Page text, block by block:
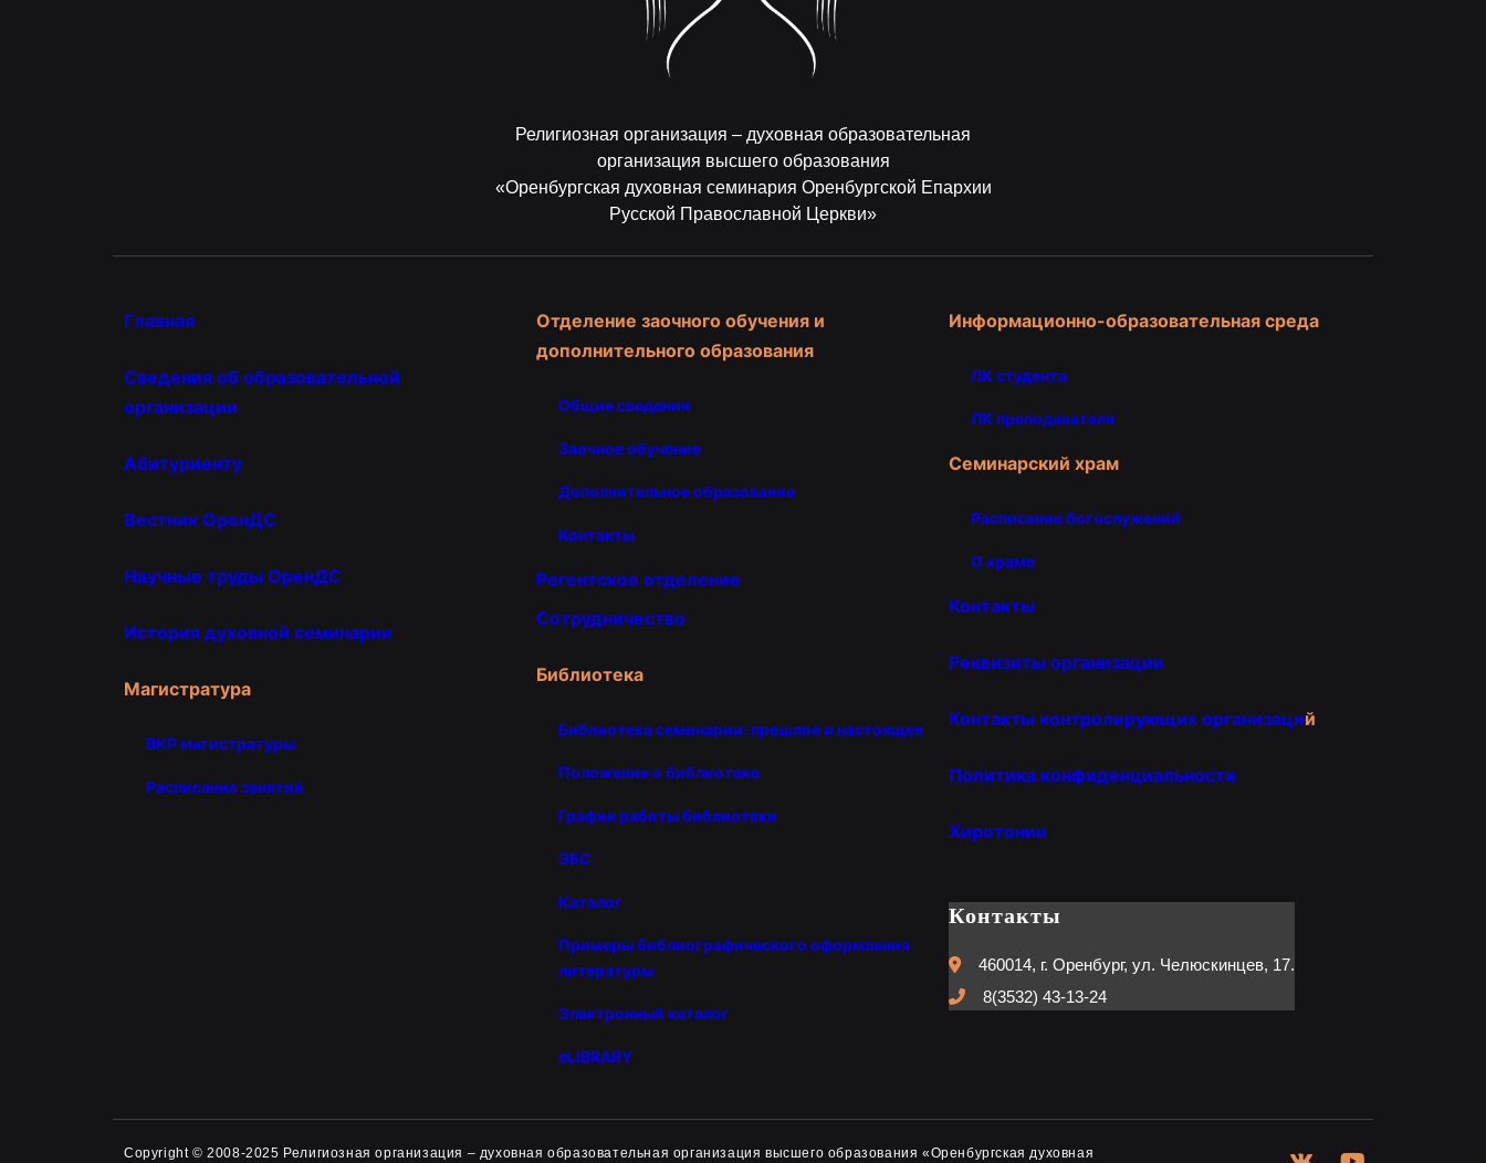
Религиозная организация – духовная образовательная
организация высшего образования
«Оренбургская духовная семинария Оренбургской Епархии
Русской Православной Церкви»
Главная
Сведения об образовательной
организации
Абитуриенту
Вестник ОренДС
Научные труды ОренДС
История духовной семинарии
Магистратура
ВКР магистратуры
Расписание занятий
Отделение заочного обучения и
дополнительного образования
Общие сведения
Заочное обучение
Дополнительное образование
Контакты
Регентское отделение
Сотрудничество
Библиотека
Библиотека семинарии: прошлое и настоящее
Положение о библиотеке
График работы библиотеки
ЭБС
Каталог
Примеры библиографического оформления
литературы
Электронный каталог
eLIBRARY
Информационно-образовательная среда
ЛК студента
ЛК преподавателя
Семинарский храм
Расписание богослужений
О храме
Контакты
Реквизиты организации
Контакты контролирующих организаций
Политика конфиденциальности
Хиротонии
Контакты
460014, г. Оренбург, ул. Челюскинцев, 17.
8(3532) 43-13-24
Copyright © 2008-2025 Религиозная организация – духовная образовательная организация высшего образования «Оренбургская духовная